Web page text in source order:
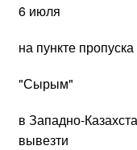
6 июля
на пункте пропуска
"Сырым"
в Западно-
вывезти